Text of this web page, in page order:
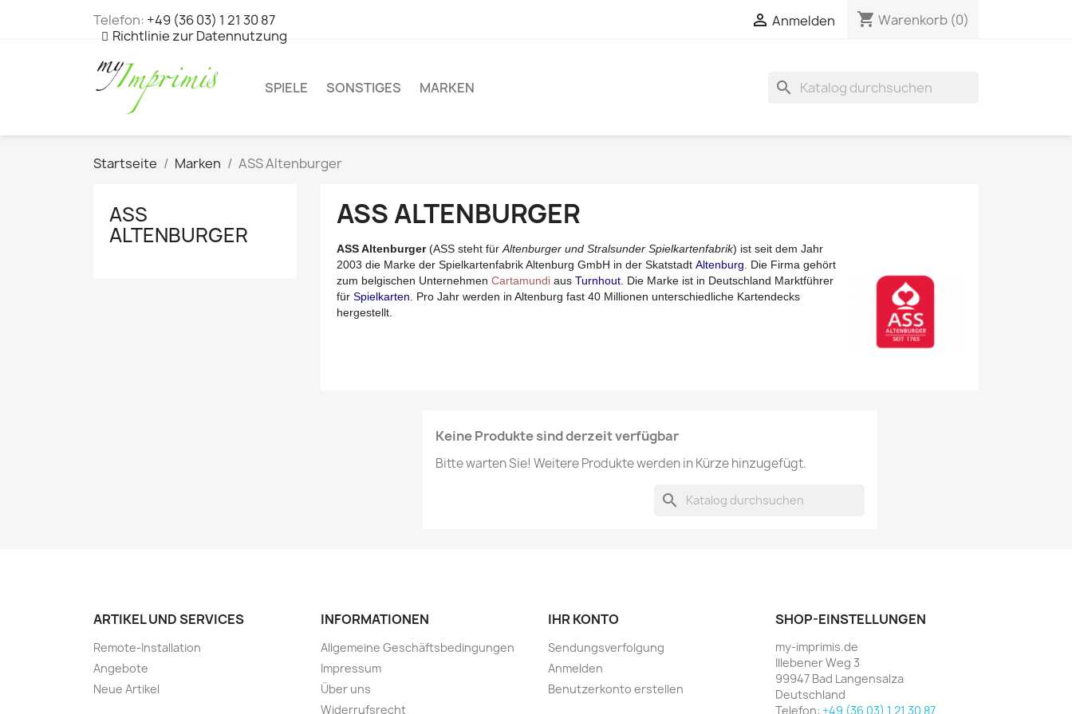
Telefon: +49 (36 03) 1 21 30 87
Richtlinie zur Datennutzung
 Anmelden shopping_cart Warenkorb (0)
SPIELE SONSTIGES MARKEN search
Startseite Marken ASS Altenburger
ASS
ALTENBURGER
ASS ALTENBURGER
ASS Altenburger(ASS steht für Altenburger und Stralsunder Spielkartenfabrik) ist seit dem Jahr
2003 die Marke der Spielkartenfabrik Altenburg GmbH in der Skatstadt Altenburg . Die Firma gehört
zum belgischen Unternehmen Cartamundi aus Turnhout . Die Marke ist in Deutschland Marktführer
für Spielkarten . Pro Jahr werden in Altenburg fast 40 Millionen unterschiedliche Kartendecks
hergestellt.
Keine Produkte sind derzeit verfügbar
Bitte warten Sie! Weitere Produkte werden in Kürze hinzugefügt.
search
ARTIKEL UND SERVICES
Remote-Installation
Angebote
Neue Artikel
INFORMATIONEN
Allgemeine Geschäftsbedingungen
Impressum
Über uns
Widerrufsrecht
IHR KONTO
Sendungsverfolgung
Anmelden
Benutzerkonto erstellen
SHOP-EINSTELLUNGEN
my-imprimis.de
Illebener Weg 3
99947 Bad Langensalza
Deutschland
Telefon: +49 (36 03) 1 21 30 87